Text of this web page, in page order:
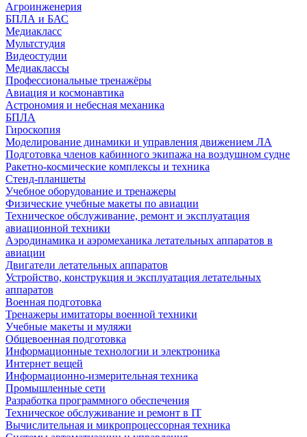
Агроинженерия
БПЛА и БАС
Медиакласс
Мультстудия
Видеостудии
Медиаклассы
Профессиональные тренажёры
Авиация и космонавтика
Астрономия и небесная механика
БПЛА
Гироскопия
Моделирование динамики и управления движением ЛА
Подготовка членов кабинного экипажа на воздушном судне
Ракетно-космические комплексы и техника
Стенд-планшеты
Учебное оборудование и тренажеры
Физические учебные макеты по авиации
Техническое обслуживание, ремонт и эксплуатация
авиационной техники
Аэродинамика и аэромеханика летательных аппаратов в
авиации
Двигатели летательных аппаратов
Устройство, конструкция и эксплуатация летательных
аппаратов
Военная подготовка
Тренажеры имитаторы военной техники
Учебные макеты и муляжи
Общевоенная подготовка
Информационные технологии и электроника
Интернет вещей
Информационно-измерительная техника
Промышленные сети
Разработка программного обеспечения
Техническое обслуживание и ремонт в IT
Вычислительная и микропроцессорная техника